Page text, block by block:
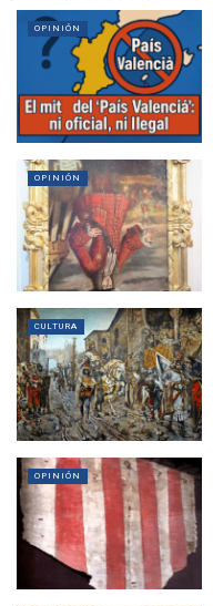
OPINIÓN
OPINIÓN
CULTURA
OPINIÓN